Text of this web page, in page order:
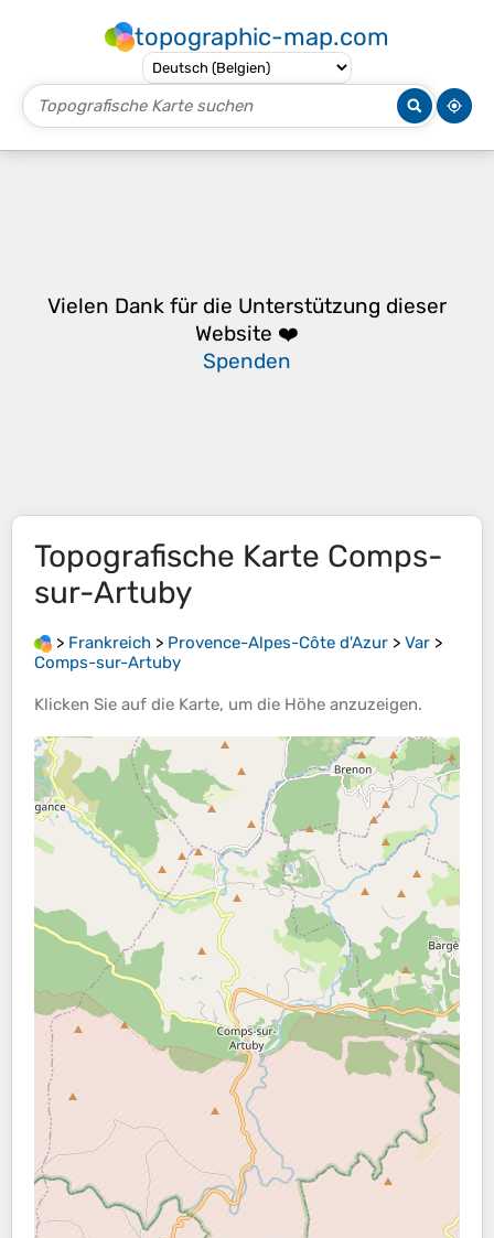
topographic-map.com
Vielen Dank für die Unterstützung dieser
Website ❤️
Spenden
Topografische Karte Comps-
sur-Artuby
> Frankreich > Provence-Alpes-Côte d'Azur > Var >
Comps-sur-Artuby
Klicken Sie auf die Karte, um die Höhe anzuzeigen.